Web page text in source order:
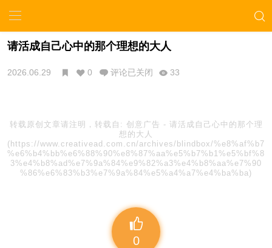
请活成自己心中的那个理想的大人
2026.06.29 0 评论已关闭 33
转载原创文章请注明，转载自: 创意广告 - 请活成自己心中的那个理
想的大人
(https://www.creativead.com.cn/archives/blindbox/%e8%af%b7
%e6%b4%bb%e6%88%90%e8%87%aa%e5%b7%b1%e5%bf%8
3%e4%b8%ad%e7%9a%84%e9%82%a3%e4%b8%aa%e7%90
%86%e6%83%b3%e7%9a%84%e5%a4%a7%e4%ba%ba)
0